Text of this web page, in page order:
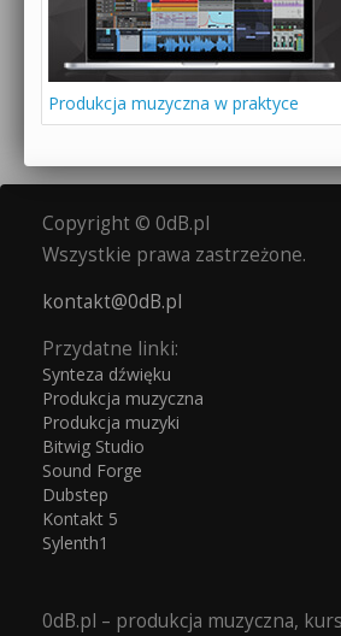
Produkcja muzyczna w praktyce
Copyright © 0dB.pl
Wszystkie prawa zastrzeżone.
kontakt@0dB.pl
Przydatne linki:
Synteza dźwięku
Produkcja muzyczna
Produkcja muzyki
Bitwig Studio
Sound Forge
Dubstep
Kontakt 5
Sylenth1
0dB.pl – produkcja muzyczna,